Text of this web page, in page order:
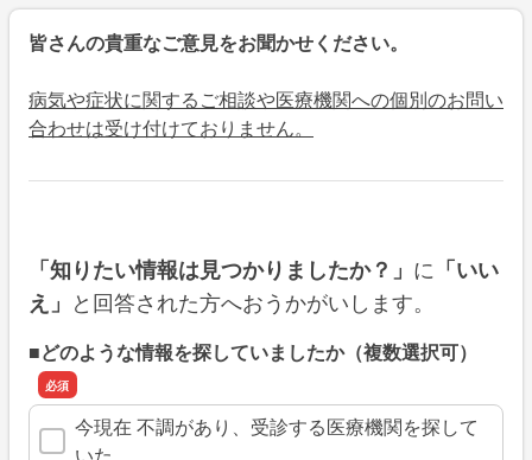
皆さんの貴重なご意見をお聞かせください。
病気や症状に関するご相談や医療機関への個別のお問い
合わせは受け付けておりません。
「知りたい情報は見つかりましたか？」 に 「いい
え」 と回答された方へおうかがいします。
■どのような情報を探していましたか（複数選択可）
今現在 不調があり、受診する医療機関を探して